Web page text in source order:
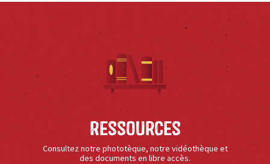
Ressources
Consultez notre phototèque, notre vidéothèque et
des documents en libre accès.